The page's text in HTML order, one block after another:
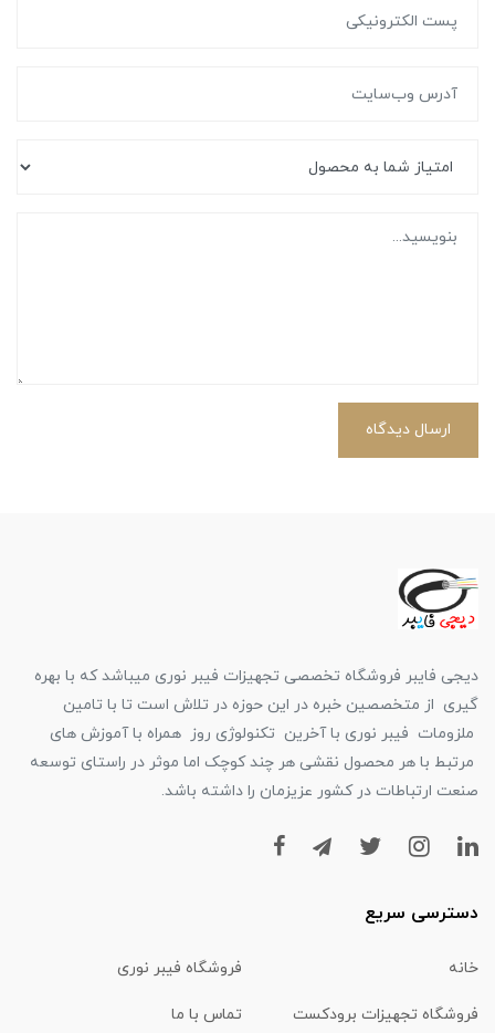
ارسال دیدگاه
دیجی فایبر فروشگاه تخصصی تجهیزات فیبر نوری میباشد که با بهره
گیری از متخصصین خبره در این حوزه در تلاش است تا با تامین
ملزومات فیبر نوری با آخرین تکنولوژی روز همراه با آموزش های
مرتبط با هر محصول نقشی هر چند کوچک اما موثر در راستای توسعه
صنعت ارتباطات در کشور عزیزمان را داشته باشد.
دسترسی سریع
خانه فروشگاه فیبر نوری
فروشگاه تجهیزات برودکست تماس با ما